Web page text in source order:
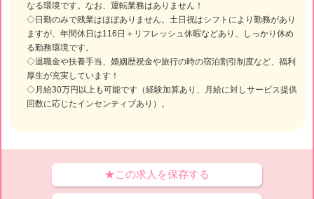
なる環境です。なお、運転業務はありません！
◇日勤のみで残業はほぼありません。土日祝はシフトにより勤務があり
ますが、年間休日は116日＋リフレッシュ休暇などあり、しっかり休め
る勤務環境です。
◇退職金や扶養手当、婚姻歴祝金や旅行の時の宿泊割引制度など、福利
厚生が充実しています！
◇月給30万円以上も可能です（経験加算あり、月給に対しサービス提供
回数に応じたインセンティブあり）。
★この求人を保存する